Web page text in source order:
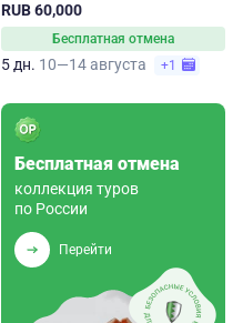
RUB 60,000
Бесплатная отмена
5 дн. 10—14 августа +1
Бесплатная отмена
коллекция туров
по России
Перейти